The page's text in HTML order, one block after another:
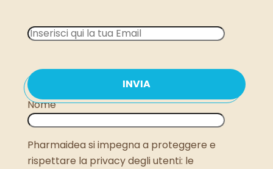
Nome
Pharmaidea si impegna a proteggere e
rispettare la privacy degli utenti: le